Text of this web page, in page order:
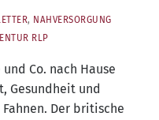
, NAHVERSORGUNG
RLP
Co. nach Hau­se
Gesund­heit und
Der bri­ti­sche